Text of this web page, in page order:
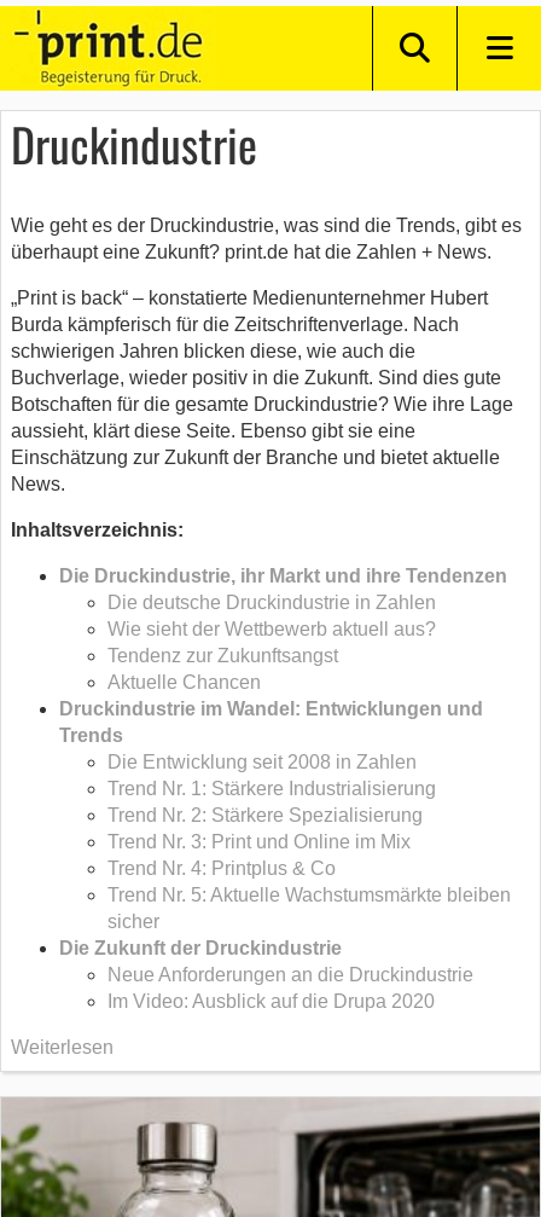
Druckindustrie
Wie geht es der Druckindustrie, was sind die Trends, gibt es
überhaupt eine Zukunft? print.de hat die Zahlen + News.
„Print is back“ – konstatierte Medienunternehmer Hubert
Burda kämpferisch für die Zeitschriftenverlage. Nach
schwierigen Jahren blicken diese, wie auch die
Buchverlage, wieder positiv in die Zukunft. Sind dies gute
Botschaften für die gesamte Druckindustrie? Wie ihre Lage
aussieht, klärt diese Seite. Ebenso gibt sie eine
Einschätzung zur Zukunft der Branche und bietet aktuelle
News.
Inhaltsverzeichnis:
Die Druckindustrie, ihr Markt und ihre Tendenzen
Die deutsche Druckindustrie in Zahlen
Wie sieht der Wettbewerb aktuell aus?
Tendenz zur Zukunftsangst
Aktuelle Chancen
Druckindustrie im Wandel: Entwicklungen und
Trends
Die Entwicklung seit 2008 in Zahlen
Trend Nr. 1: Stärkere Industrialisierung
Trend Nr. 2: Stärkere Spezialisierung
Trend Nr. 3: Print und Online im Mix
Trend Nr. 4: Printplus & Co
Trend Nr. 5: Aktuelle Wachstumsmärkte bleiben
sicher
Die Zukunft der Druckindustrie
Neue Anforderungen an die Druckindustrie
Im Video: Ausblick auf die Drupa 2020
Weiterlesen